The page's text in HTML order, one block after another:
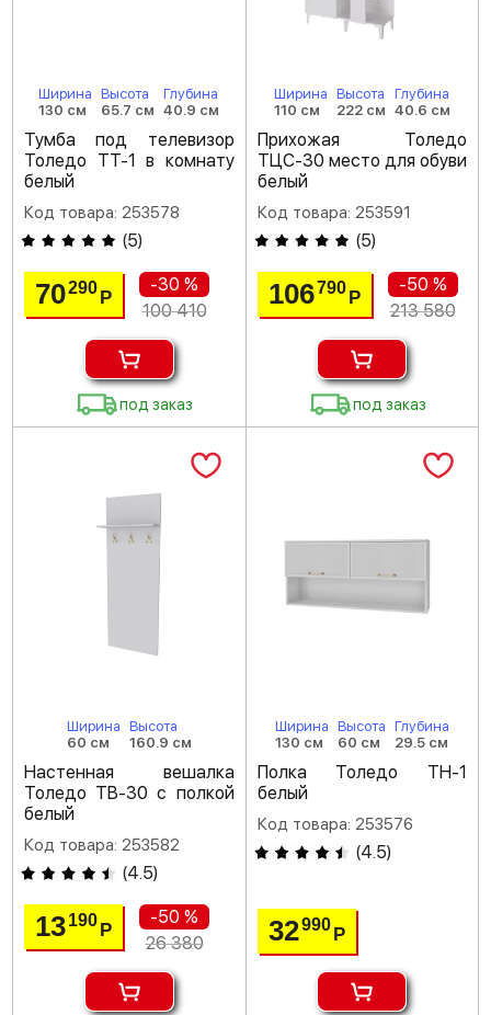
Ширина
130 см
Высота
65.7 см
Глубина
40.9 см
Тумба под телевизор
Толедо ТТ-1 в комнату
белый
Код товара: 253578
(5)
70290 Р
-30 %
100 410
под заказ
Ширина
110 см
Высота
222 см
Глубина
40.6 см
Прихожая Толедо
ТЦС-30 место для обуви
белый
Код товара: 253591
(5)
106790 Р
-50 %
213 580
под заказ
Ширина
60 см
Высота
160.9 см
Настенная вешалка
Толедо ТВ-30 с полкой
белый
Код товара: 253582
(4.5)
13190 Р
-50 %
26 380
Ширина
130 см
Высота
60 см
Глубина
29.5 см
Полка Толедо ТН-1
белый
Код товара: 253576
(4.5)
32990 Р